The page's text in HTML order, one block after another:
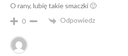
O rany, lubię takie smaczki 🙂
0
Odpowiedz